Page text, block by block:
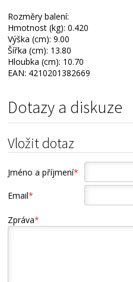
Rozměry balení:
Hmotnost (kg): 0.420
Výška (cm): 9.00
Šířka (cm): 13.80
Hloubka (cm): 10.70
EAN: 4210201382669
Dotazy a diskuze
Vložit dotaz
Jméno a příjmení*
Email*
Zpráva*